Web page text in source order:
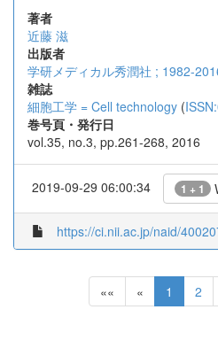
著者
近藤 滋
出版者
学研メディカル秀潤社 ; 1982-
雑誌
細胞工学 = Cell technology (
巻号頁・発行日
vol.35, no.3, pp.261-268, 2016
2019-09-29 06:00:34 1 + 1
https://ci.nii.ac.jp/naid/
«« « 1 2